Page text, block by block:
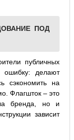
ПОД
публичных
ошибку: делают
сэкономить на
Флагшток – это
бренда, но и
зависит